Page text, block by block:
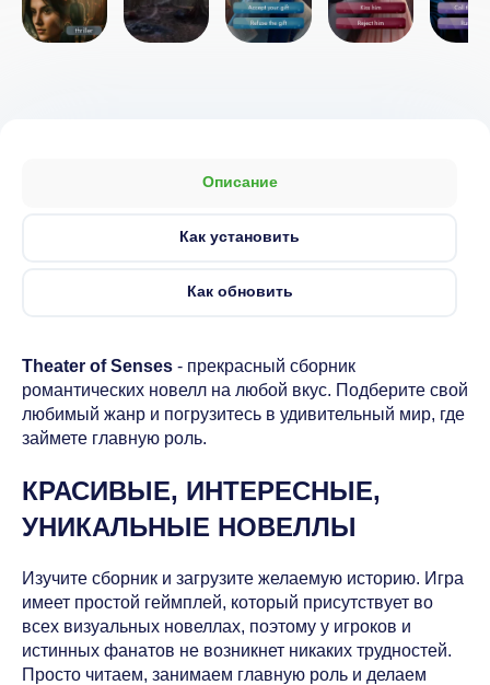
Описание
Как установить
Как обновить
Theater of Senses - прекрасный сборник
романтических новелл на любой вкус. Подберите свой
любимый жанр и погрузитесь в удивительный мир, где
займете главную роль.
КРАСИВЫЕ, ИНТЕРЕСНЫЕ,
УНИКАЛЬНЫЕ НОВЕЛЛЫ
Изучите сборник и загрузите желаемую историю. Игра
имеет простой геймплей, который присутствует во
всех визуальных новеллах, поэтому у игроков и
истинных фанатов не возникнет никаких трудностей.
Просто читаем, занимаем главную роль и делаем